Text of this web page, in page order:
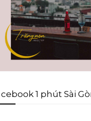
1 phút Sài